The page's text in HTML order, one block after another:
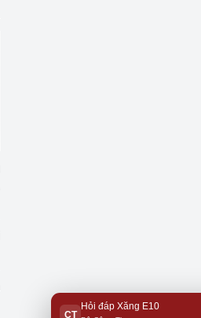
CT
Hỏi đáp Xăng E10